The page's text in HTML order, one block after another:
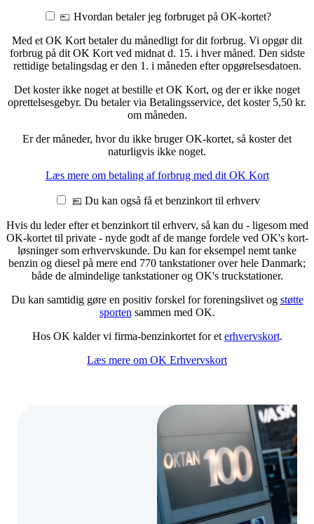
Hvordan betaler jeg forbruget på OK-kortet?
Med et OK Kort betaler du månedligt for dit forbrug. Vi opgør dit
forbrug på dit OK Kort ved midnat d. 15. i hver måned. Den sidste
rettidige betalingsdag er den 1. i måneden efter opgørelsesdatoen.
Det koster ikke noget at bestille et OK Kort, og der er ikke noget
oprettelsesgebyr. Du betaler via Betalingsservice, det koster 5,50 kr.
om måneden.
Er der måneder, hvor du ikke bruger OK-kortet, så koster det
naturligvis ikke noget.
Læs mere om betaling af forbrug med dit OK Kort
Du kan også få et benzinkort til erhverv
Hvis du leder efter et benzinkort til erhverv, så kan du - ligesom med
OK-kortet til private - nyde godt af de mange fordele ved OK's kort-
løsninger som erhvervskunde. Du kan for eksempel nemt tanke
benzin og diesel på mere end 770 tankstationer over hele Danmark;
både de almindelige tankstationer og OK's truckstationer.
Du kan samtidig gøre en positiv forskel for foreningslivet og støtte
sporten sammen med OK.
Hos OK kalder vi firma-benzinkortet for et erhvervskort.
Læs mere om OK Erhvervskort